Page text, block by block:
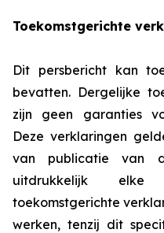
Toekomstgerichte
Dit persbericht kan
bevatten. Dergelijke
zijn geen garanties
Deze verklaringen
van publicatie van
uitdrukkelijk
toekomstgerichte
werken, tenzij dit